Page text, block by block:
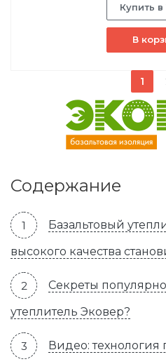
Купить в
В
1
Содержание
Базальтовый
высокого качества
Секреты
утеплитель Эковер?
Видео: технология